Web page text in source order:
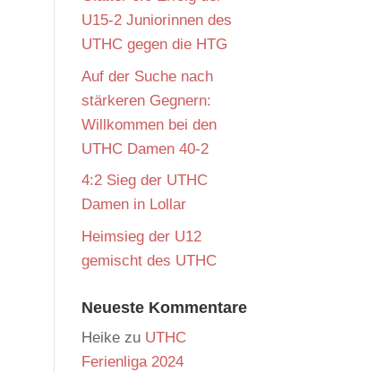
U15-2 Juniorinnen des
UTHC gegen die HTG
Auf der Suche nach
stärkeren Gegnern:
Willkommen bei den
UTHC Damen 40-2
4:2 Sieg der UTHC
Damen in Lollar
Heimsieg der U12
gemischt des UTHC
Neueste Kommentare
Heike zu UTHC
Ferienliga 2024